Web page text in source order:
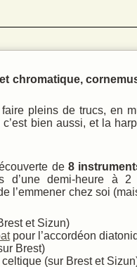
chromatique,
pleins de trucs, en
bien aussi, et la
de 8
d’une demi-heure à
l’emmener chez soi
et Sizun)
pour l’accordéon
Brest)
(sur Brest et